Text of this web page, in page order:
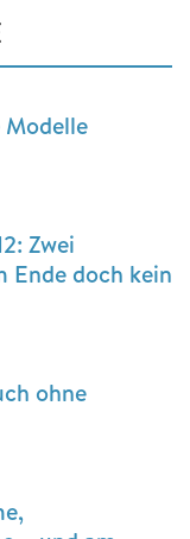
Modelle
Zwei
Ende doch kein
ohne